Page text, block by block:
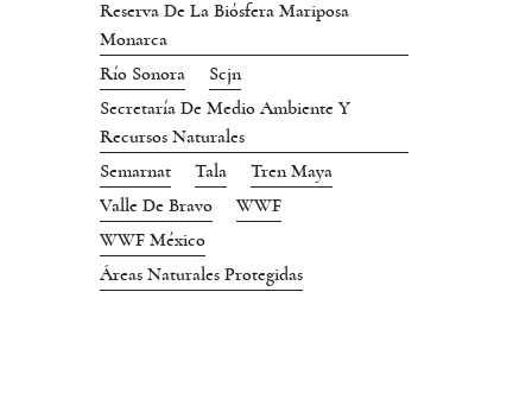
Reserva De La Biósfera Mariposa
Monarca
Río Sonora
Scjn
Secretaría De Medio Ambiente Y
Recursos Naturales
Semarnat
Tala
Tren Maya
Valle De Bravo
WWF
WWF México
Áreas Naturales Protegidas